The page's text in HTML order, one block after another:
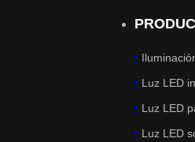
•
•Luz LED
•Luz LED
•Luz LED